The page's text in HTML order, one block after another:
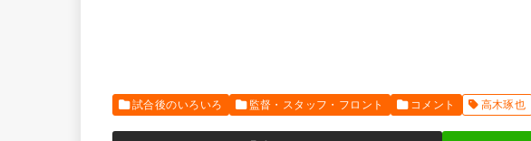
試合後のいろいろ 監督・スタッフ・フロント コメント 高木琢也